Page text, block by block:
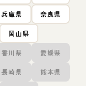
兵庫県 奈良県
岡山県
香川県 愛媛県
長崎県 熊本県